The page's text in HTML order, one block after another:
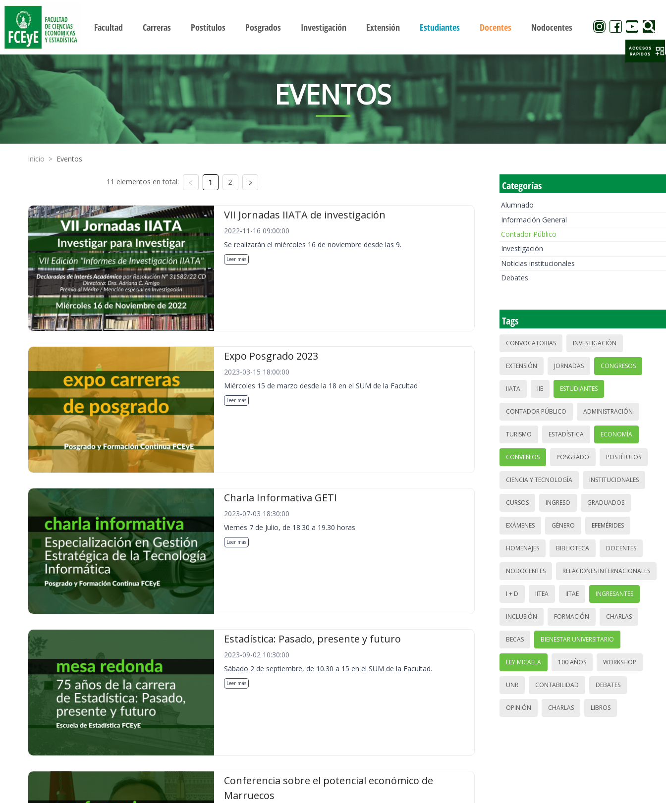
Facultad Carreras Postítulos Posgrados Investigación Extensión Estudiantes Docentes Nodocentes
EVENTOS
Inicio > Eventos
11 elementos en total: 1 2
VII Jornadas IIATA de investigación
2022-11-16 09:00:00
Se realizarán el miércoles 16 de noviembre desde las 9.
Leer más
Expo Posgrado 2023
2023-03-15 18:00:00
Miércoles 15 de marzo desde la 18 en el SUM de la Facultad
Leer más
Charla Informativa GETI
2023-07-03 18:30:00
Viernes 7 de Julio, de 18.30 a 19.30 horas
Leer más
Estadística: Pasado, presente y futuro
2023-09-02 10:30:00
Sábado 2 de septiembre, de 10.30 a 15 en el SUM de la Facultad.
Leer más
Conferencia sobre el potencial económico de
Marruecos
Categorías
Alumnado
Información General
Contador Público
Investigación
Noticias institucionales
Debates
Tags
CONVOCATORIAS INVESTIGACIÓN
EXTENSIÓN JORNADAS CONGRESOS
IIATA IIE ESTUDIANTES
CONTADOR PÚBLICO ADMINISTRACIÓN
TURISMO ESTADÍSTICA ECONOMÍA
CONVENIOS POSGRADO POSTÍTULOS
CIENCIA Y TECNOLOGÍA INSTITUCIONALES
CURSOS INGRESO GRADUADOS
EXÁMENES GÉNERO EFEMÉRIDES
HOMENAJES BIBLIOTECA DOCENTES
NODOCENTES RELACIONES INTERNACIONALES
I + D IITEA IITAE INGRESANTES
INCLUSIÓN FORMACIÓN CHARLAS
BECAS BIENESTAR UNIVERSITARIO
LEY MICAELA 100 AÑOS WORKSHOP
UNR CONTABILIDAD DEBATES
OPINIÓN CHARLAS LIBROS
ACCESOS
RAPIDOS